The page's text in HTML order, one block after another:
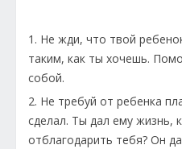
1. Не жди, что твой
таким, как ты хочешь.
собой.
2. Не требуй от ребенка
сделал. Ты дал ему жизнь,
отблагодарить тебя? Он